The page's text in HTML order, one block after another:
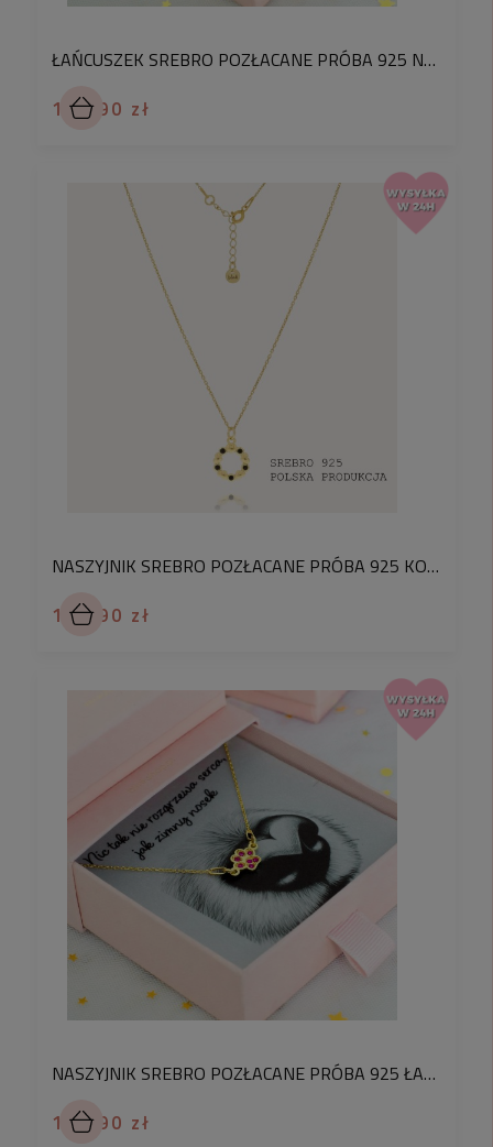
ŁAŃCUSZEK SREBRO POZŁACANE PRÓBA 925 NASZYJNIK NIESKOŃCZONOŚĆ Z KRYSZTAŁKAMI
179,90 zł
NASZYJNIK SREBRO POZŁACANE PRÓBA 925 KOŁO SERDUSZKA WYSADZANE CZARNYMI KRYSZTAŁKAMI PRECIOSA
164,90 zł
NASZYJNIK SREBRO POZŁACANE PRÓBA 925 ŁAŃCUSZEK Z MINI ŁAPKĄ WYSADZANĄ RÓŻOWYMI KRYSZTAŁKAMI PRECIOSA PREZENT DLA PSIEJ MAMY
179,90 zł